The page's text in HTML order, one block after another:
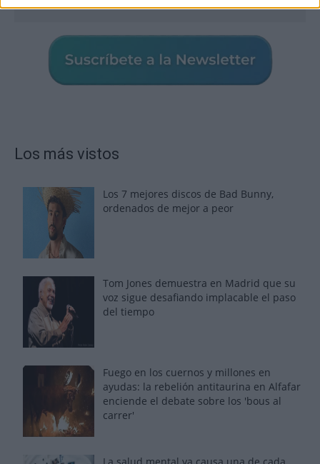
Los más vistos
Los 7 mejores discos de Bad Bunny,
ordenados de mejor a peor
Tom Jones demuestra en Madrid que su
voz sigue desafiando implacable el paso
del tiempo
Fuego en los cuernos y millones en
ayudas: la rebelión antitaurina en Alfafar
enciende el debate sobre los 'bous al
carrer'